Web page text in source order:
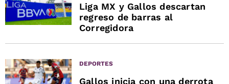
Liga MX y Gallos descartan
regreso de barras al
Corregidora
DEPORTES
Gallos inicia con una derrota